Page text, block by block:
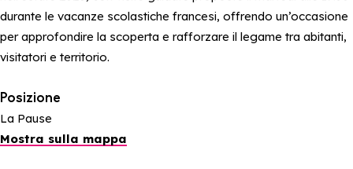
durante le vacanze scolastiche francesi, offrendo un’occasione
per approfondire la scoperta e rafforzare il legame tra abitanti,
visitatori e territorio.
Posizione
La Pause
Mostra sulla mappa